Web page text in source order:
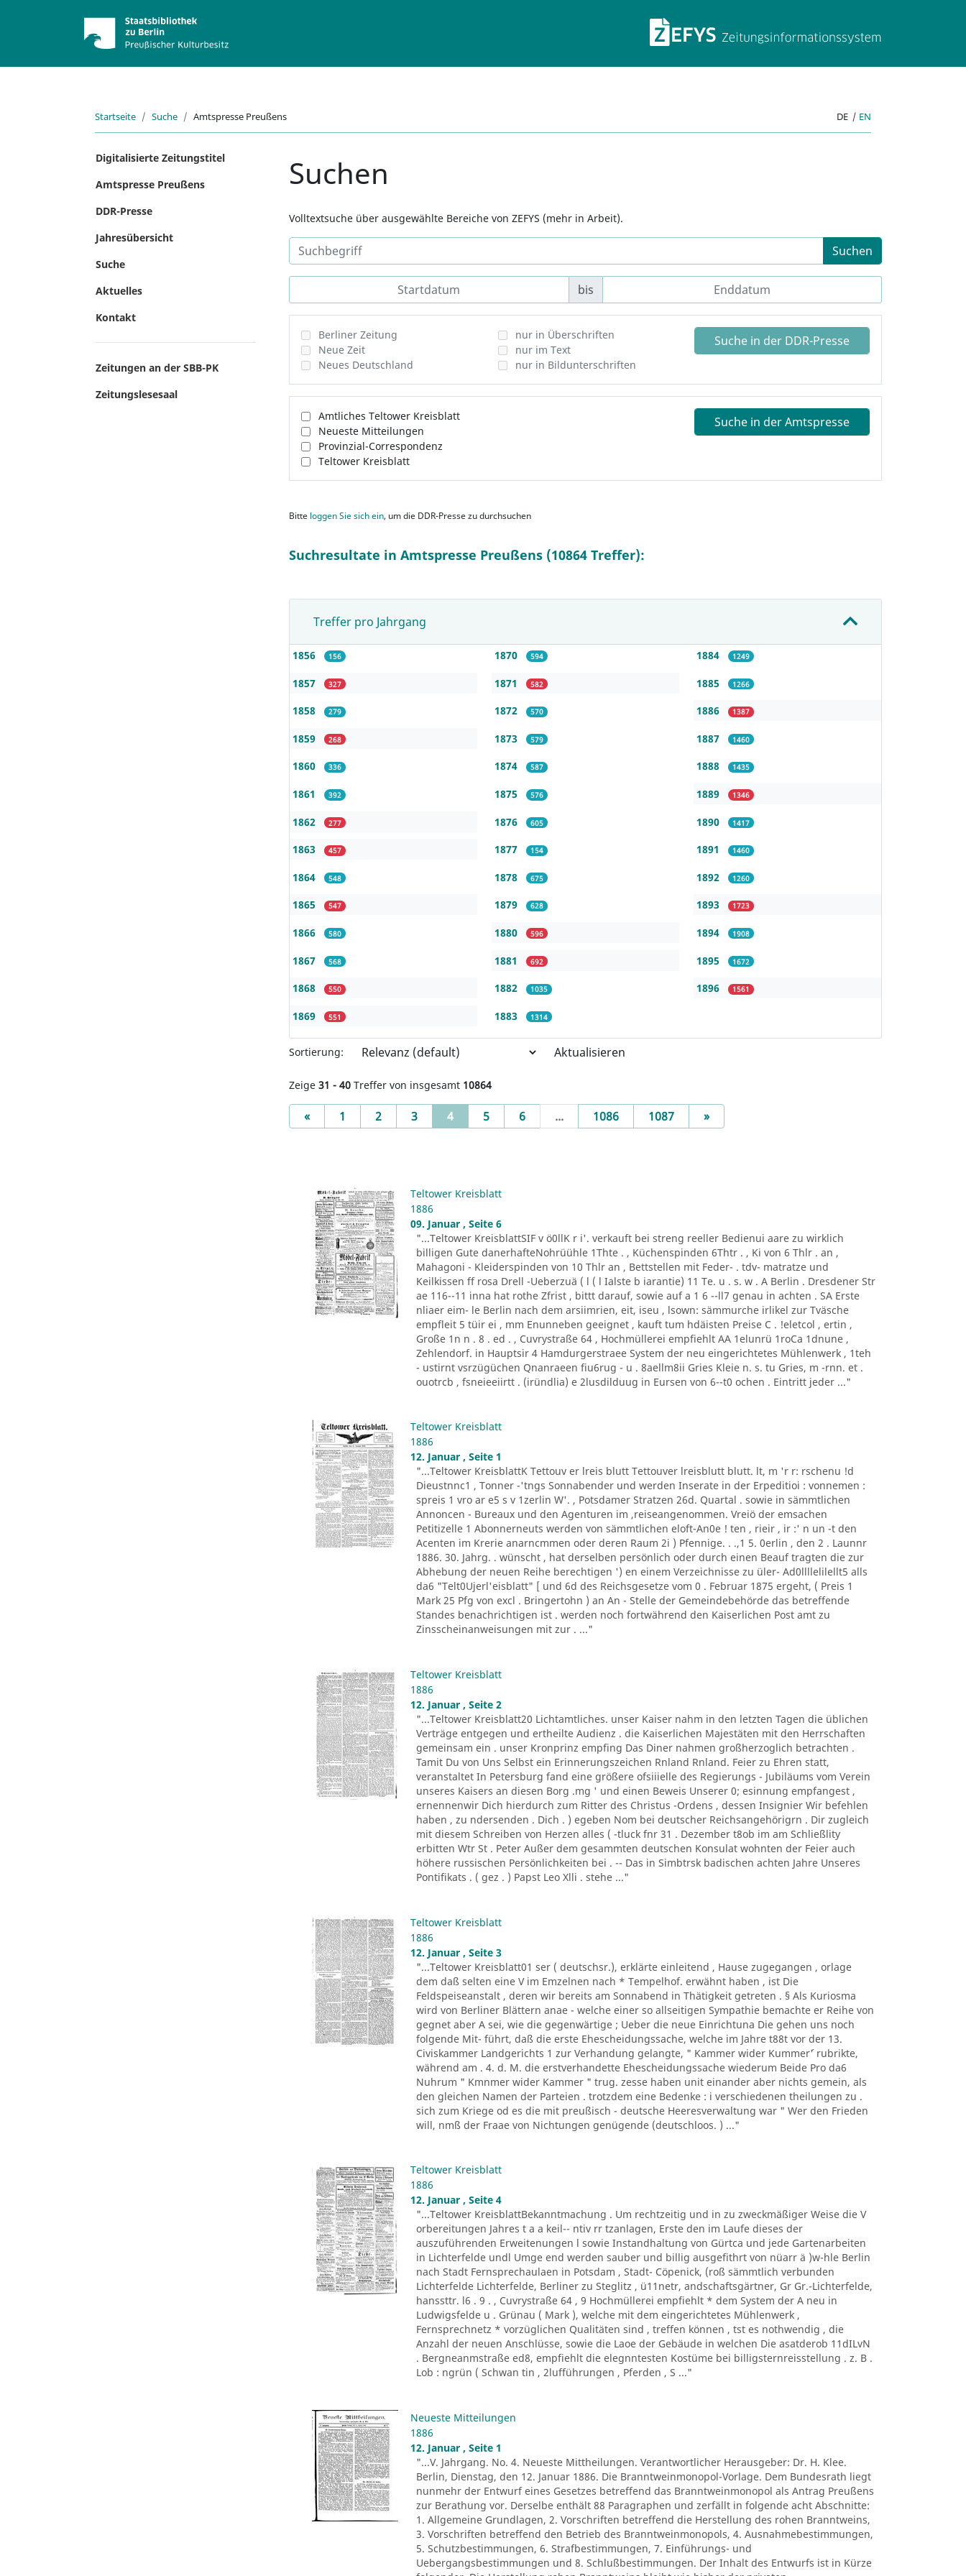
ZEFYS
Startseite Suche Amtspresse Preußens DE | EN
Digitalisierte Zeitungstitel
Amtspresse Preußens
DDR-Presse
Jahresübersicht
Suche
Aktuelles
Kontakt
Zeitungen an der SBB-PK
Zeitungslesesaal
Suchen
Volltextsuche über ausgewählte Bereiche von ZEFYS (mehr in Arbeit).
Suchen
bis
Berliner Zeitung
Neue Zeit
Neues Deutschland
nur in Überschriften
nur im Text
nur in Bildunterschriften
Suche in der DDR-Presse
Amtliches Teltower Kreisblatt
Neueste Mitteilungen
Provinzial-Correspondenz
Teltower Kreisblatt
Suche in der Amtspresse
Bitte loggen Sie sich ein, um die DDR-Presse zu durchsuchen
Suchresultate in Amtspresse Preußens (10864 Treffer):
Treffer pro Jahrgang
1856 156
1857 327
1858 279
1859 268
1860 336
1861 392
1862 277
1863 457
1864 548
1865 547
1866 580
1867 568
1868 550
1869 551
1870 594
1871 582
1872 570
1873 579
1874 587
1875 576
1876 605
1877 154
1878 675
1879 628
1880 596
1881 692
1882 1035
1883 1314
1884 1249
1885 1266
1886 1387
1887 1460
1888 1435
1889 1346
1890 1417
1891 1460
1892 1260
1893 1723
1894 1908
1895 1672
1896 1561
Sortierung: Aktualisieren
Zeige 31 - 40 Treffer von insgesamt 10864
«Previous
1 2 3 4(current)
5 6 ... 1086 1087 »Next
Teltower Kreisblatt
1886
09. Januar , Seite 6
"...Teltower KreisblattSIF v ö0llK r i'. verkauft bei streng reeller Bedienui aare zu wirklich
billigen Gute danerhafteNohrüühle 1Thte . , Küchenspinden 6Thtr . , Ki von 6 Thlr . an ,
Mahagoni - Kleiderspinden von 10 Thlr an , Bettstellen mit Feder- . tdv- matratze und
Keilkissen ff rosa Drell -Ueberzuä ( l ( l Ialste b iarantie) 11 Te. u . s. w . A Berlin . Dresdener Str
ae 116--11 inna hat rothe Zfrist , bittt darauf, sowie auf a 1 6 --ll7 genau in achten . SA Erste
nliaer eim- le Berlin nach dem arsiimrien, eit, iseu , lsown: sämmurche irlikel zur Tväsche
empfleit 5 tüir ei , mm Enunneben geeignet , kauft tum hdäisten Preise C . !eletcol , ertin ,
Große 1n n . 8 . ed . , Cuvrystraße 64 , Hochmüllerei empfiehlt AA 1elunrü 1roCa 1dnune ,
Zehlendorf. in Hauptsir 4 Hamdurgerstraee System der neu eingerichtetes Mühlenwerk , 1teh
- ustirnt vsrzügüchen Qnanraeen fiu6rug - u . 8aellm8ii Gries Kleie n. s. tu Gries, m -rnn. et .
ouotrcb , fsneieeiirtt . (iründlia) e 2lusdilduug in Eursen von 6--t0 ochen . Eintritt jeder ..."
Teltower Kreisblatt
1886
12. Januar , Seite 1
"...Teltower KreisblattK Tettouv er lreis blutt Tettouver lreisblutt blutt. lt, m 'r r: rschenu !d
Dieustnnc1 , Tonner -'tngs Sonnabender und werden Inserate in der Erpeditioi : vonnemen :
spreis 1 vro ar e5 s v 1zerlin W'. , Potsdamer Stratzen 26d. Quartal . sowie in sämmtlichen
Annoncen - Bureaux und den Agenturen im ,reiseangenommen. Vreiö der emsachen
Petitizelle 1 Abonnerneuts werden von sämmtlichen eloft-An0e ! ten , rieir , ir :' n un -t den
Acenten im Krerie anarncmmen oder deren Raum 2i ) Pfennige. . .,1 5. 0erlin , den 2 . Launnr
1886. 30. Jahrg. . wünscht , hat derselben persönlich oder durch einen Beauf tragten die zur
Abhebung der neuen Reihe berechtigen ') en einem Verzeichnisse zu üler- Ad0llllelilellt5 alls
da6 "Telt0Ujerl'eisblatt" [ und 6d des Reichsgesetze vom 0 . Februar 1875 ergeht, ( Preis 1
Mark 25 Pfg von excl . Bringertohn ) an An - Stelle der Gemeindebehörde das betreffende
Standes benachrichtigen ist . werden noch fortwährend den Kaiserlichen Post amt zu
Zinsscheinanweisungen mit zur . ..."
Teltower Kreisblatt
1886
12. Januar , Seite 2
"...Teltower Kreisblatt20 Lichtamtliches. unser Kaiser nahm in den letzten Tagen die üblichen
Verträge entgegen und ertheilte Audienz . die Kaiserlichen Majestäten mit den Herrschaften
gemeinsam ein . unser Kronprinz empfing Das Diner nahmen großherzoglich betrachten .
Tamit Du von Uns Selbst ein Erinnerungszeichen Rnland Rnland. Feier zu Ehren statt,
veranstaltet In Petersburg fand eine größere ofsiiielle des Regierungs - Jubiläums vom Verein
unseres Kaisers an diesen Borg .mg ' und einen Beweis Unserer 0; esinnung empfangest ,
ernennenwir Dich hierdurch zum Ritter des Christus -Ordens , dessen Insignier Wir befehlen
haben , zu ndersenden . Dich . ) egeben Nom bei deutscher Reichsangehörigrn . Dir zugleich
mit diesem Schreiben von Herzen alles ( -tluck fnr 31 . Dezember t8ob im am Schließlity
erbitten Wtr St . Peter Außer dem gesammten deutschen Konsulat wohnten der Feier auch
höhere russischen Persönlichkeiten bei . -- Das in Simbtrsk badischen achten Jahre Unseres
Pontifikats . ( gez . ) Papst Leo Xlli . stehe ..."
Teltower Kreisblatt
1886
12. Januar , Seite 3
"...Teltower Kreisblatt01 ser ( deutschsr.), erklärte einleitend , Hause zugegangen , orlage
dem daß selten eine V im Emzelnen nach * Tempelhof. erwähnt haben , ist Die
Feldspeiseanstalt , deren wir bereits am Sonnabend in Thätigkeit getreten . § Als Kuriosma
wird von Berliner Blättern anae - welche einer so allseitigen Sympathie bemachte er Reihe von
gegnet aber A sei, wie die gegenwärtige ; Ueber die neue Einrichtuna Die gehen uns noch
folgende Mit- führt, daß die erste Ehescheidungssache, welche im Jahre t88t vor der 13.
Civiskammer Landgerichts 1 zur Verhandung gelangte, " Kammer wider Kummer´' rubrikte,
während am . 4. d. M. die erstverhandette Ehescheidungssache wiederum Beide Pro da6
Nuhrum " Kmnmer wider Kammer " trug. zesse haben unit einander aber nichts gemein, als
den gleichen Namen der Parteien . trotzdem eine Bedenke : i verschiedenen theilungen zu .
sich zum Kriege od es die mit preußisch - deutsche Heeresverwaltung war " Wer den Frieden
will, nmß der Fraae von Nichtungen genügende (deutschloos. ) ..."
Teltower Kreisblatt
1886
12. Januar , Seite 4
"...Teltower KreisblattBekanntmachung . Um rechtzeitig und in zu zweckmäßiger Weise die V
orbereitungen Jahres t a a keil-- ntiv rr tzanlagen, Erste den im Laufe dieses der
auszuführenden Erweitenungen l sowie Instandhaltung von Gürtca und jede Gartenarbeiten
in Lichterfelde undl Umge end werden sauber und billig ausgefithrt von nüarr ä )w-hle Berlin
nach Stadt Fernsprechaulaen in Potsdam , Stadt- Cöpenick, (roß sämmtlich verbunden
Lichterfelde Lichterfelde, Berliner zu Steglitz , ü11netr, andschaftsgärtner, Gr Gr.-Lichterfelde,
hanssttr. l6 . 9 . , Cuvrystraße 64 , 9 Hochmüllerei empfiehlt * dem System der A neu in
Ludwigsfelde u . Grünau ( Mark ), welche mit dem eingerichtetes Mühlenwerk ,
Fernsprechnetz * vorzüglichen Qualitäten sind , treffen können , tst es nothwendig , die
Anzahl der neuen Anschlüsse, sowie die Laoe der Gebäude in welchen Die asatderob 11dILvN
. Bergneanmstraße ed8, empfiehlt die elegnntesten Kostüme bei billigsternreisstellung . z. B .
Lob : ngrün ( Schwan tin , 2lufführungen , Pferden , S ..."
Neueste Mitteilungen
1886
12. Januar , Seite 1
"...V. Jahrgang. No. 4. Neueste Mittheilungen. Verantwortlicher Herausgeber: Dr. H. Klee.
Berlin, Dienstag, den 12. Januar 1886. Die Branntweinmonopol-Vorlage. Dem Bundesrath liegt
nunmehr der Entwurf eines Gesetzes betreffend das Branntweinmonopol als Antrag Preußens
zur Berathung vor. Derselbe enthält 88 Paragraphen und zerfällt in folgende acht Abschnitte:
1. Allgemeine Grundlagen, 2. Vorschriften betreffend die Herstellung des rohen Branntweins,
3. Vorschriften betreffend den Betrieb des Branntweinmonopols, 4. Ausnahmebestimmungen,
5. Schutzbestimmungen, 6. Strafbestimmungen, 7. Einführungs- und
Uebergangsbestimmungen und 8. Schlußbestimmungen. Der Inhalt des Entwurfs ist in Kürze